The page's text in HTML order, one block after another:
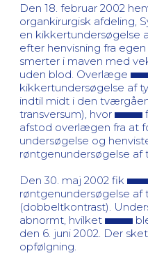
Den 18. februar 2002
organkirurgisk afdeling,
en kikkertundersøgelse
efter henvisning fra
smerter i maven med
uden blod. Overlæge
kikkertundersøgelse af
indtil midt i den
transversum), hvor
afstod overlægen fra at
undersøgelse og
røntgenundersøgelse af
Den 30. maj 2002 fik
røntgenundersøgelse af
(dobbeltkontrast).
abnormt, hvilket
den 6. juni 2002. Der
opfølgning.